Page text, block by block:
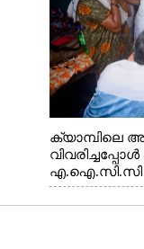
കൃഷിവകുപ്പ്
ചെറിയാൻ
ക്യാമ്പിലെ
എ.ഐ.സി.സി
എക്സൈസ്